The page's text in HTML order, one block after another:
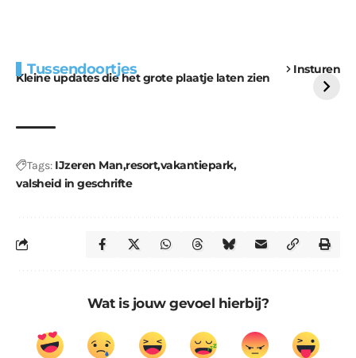
Tussendoortjes Insturen
Kleine updates die het grote plaatje laten zien
voor kabouters
uitdaging
Tags: IJzeren Man resortvakantiepark
valsheid in geschrifte
Wat is jouw gevoel hierbij?